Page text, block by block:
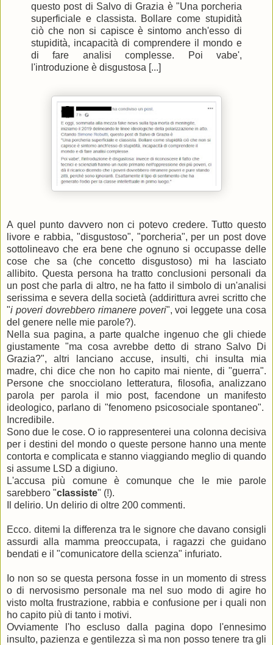
questo post di Salvo di Grazia è "Una porcheria
superficiale e classista. Bollare come stupidità
ciò che non si capisce è sintomo anch'esso di
stupidità, incapacità di comprendere il mondo e
di fare analisi complesse. Poi vabe',
l'introduzione è disgustosa [...]
A quel punto davvero non ci potevo credere. Tutto questo
livore e rabbia, "disgustoso", "porcheria", per un post dove
sottolineavo che era bene che ognuno si occupasse delle
cose che sa (che concetto disgustoso) mi ha lasciato
allibito. Questa persona ha tratto conclusioni personali da
un post che parla di altro, ne ha fatto il simbolo di un'analisi
serissima e severa della società (addirittura avrei scritto che
"i poveri dovrebbero rimanere poveri", voi leggete una cosa
del genere nelle mie parole?).
Nella sua pagina, a parte qualche ingenuo che gli chiede
giustamente "ma cosa avrebbe detto di strano Salvo Di
Grazia?", altri lanciano accuse, insulti, chi insulta mia
madre, chi dice che non ho capito mai niente, di "guerra".
Persone che snocciolano letteratura, filosofia, analizzano
parola per parola il mio post, facendone un manifesto
ideologico, parlano di "fenomeno psicosociale spontaneo".
Incredibile.
Sono due le cose. O io rappresenterei una colonna decisiva
per i destini del mondo o queste persone hanno una mente
contorta e complicata e stanno viaggiando meglio di quando
si assume LSD a digiuno.
L'accusa più comune è comunque che le mie parole
sarebbero "classiste" (!).
Il delirio. Un delirio di oltre 200 commenti.
Ecco. ditemi la differenza tra le signore che davano consigli
assurdi alla mamma preoccupata, i ragazzi che guidano
bendati e il "comunicatore della scienza" infuriato.
Io non so se questa persona fosse in un momento di stress
o di nervosismo personale ma nel suo modo di agire ho
visto molta frustrazione, rabbia e confusione per i quali non
ho capito più di tanto i motivi.
Ovviamente l'ho escluso dalla pagina dopo l'ennesimo
insulto, pazienza e gentilezza sì ma non posso tenere tra gli